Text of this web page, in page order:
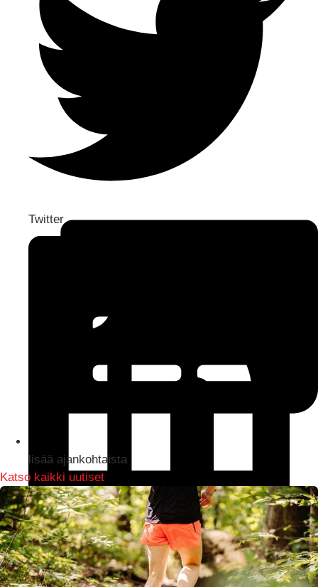
Twitter
LinkedIn
lisää ajankohtaista
Katso kaikki uutiset